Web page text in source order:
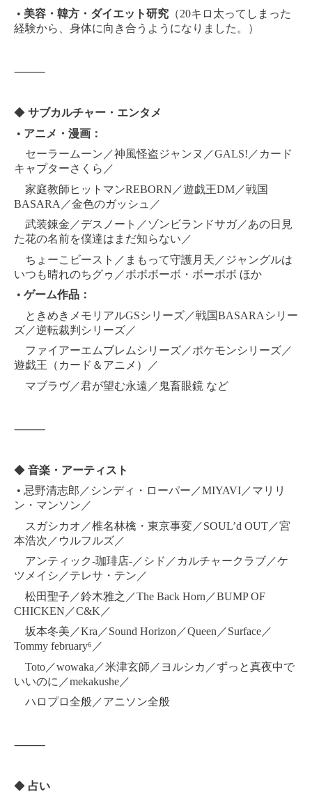
• 美容・韓方・ダイエット研究 （20キロ太ってしまった
経験から、身体に向き合うようになりました。）
⸻
◆ サブカルチャー・エンタメ
• アニメ・漫画：
セーラームーン／神風怪盗ジャンヌ／GALS!／カード
キャプターさくら／
家庭教師ヒットマンREBORN／遊戯王DM／戦国
BASARA／金色のガッシュ／
武装錬金／デスノート／ゾンビランドサガ／あの日見
た花の名前を僕達はまだ知らない／
ちょーこビースト／まもって守護月天／ジャングルは
いつも晴れのちグゥ／ボボボーボ・ボーボボ ほか
• ゲーム作品：
ときめきメモリアルGSシリーズ／戦国BASARAシリー
ズ／逆転裁判シリーズ／
ファイアーエムブレムシリーズ／ポケモンシリーズ／
遊戯王（カード＆アニメ）／
マブラヴ／君が望む永遠／鬼畜眼鏡 など
⸻
◆ 音楽・アーティスト
• 忌野清志郎／シンディ・ローパー／MIYAVI／マリリ
ン・マンソン／
スガシカオ／椎名林檎・東京事変／SOUL’d OUT／宮
本浩次／ウルフルズ／
アンティック-珈琲店-／シド／カルチャークラブ／ケ
ツメイシ／テレサ・テン／
松田聖子／鈴木雅之／The Back Horn／BUMP OF
CHICKEN／C&K／
坂本冬美／Kra／Sound Horizon／Queen／Surface／
Tommy february⁶／
Toto／wowaka／米津玄師／ヨルシカ／ずっと真夜中で
いいのに／mekakushe／
ハロプロ全般／アニソン全般
⸻
◆ 占い